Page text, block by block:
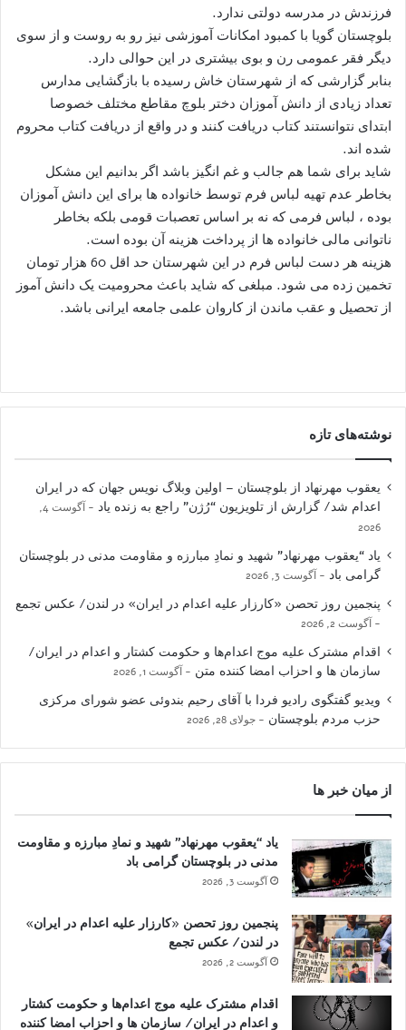
فرزندش در مدرسه دولتی ندارد.
بلوچستان گویا با کمبود امکانات آموزشی نیز رو به روست و از سوی
دیگر فقر عمومی رن و بوی بیشتری در این حوالی دارد.
بنابر گزارشی که از شهرستان خاش رسیده با بازگشایی مدارس
تعداد زیادی از دانش آموزان دختر بلوچ مقاطع مختلف خصوصا
ابتدای نتوانستند کتاب دریافت کنند و در واقع از دریافت کتاب محروم
شده اند.
شاید برای شما هم جالب و غم انگیز باشد اگر بدانیم این مشکل
بخاطر عدم تهیه لباس فرم توسط خانواده ها برای این دانش آموزان
بوده ، لباس فرمی که نه بر اساس تعصبات قومی بلکه بخاطر
ناتوانی مالی خانواده ها از پرداخت هزینه آن بوده است.
هزینه هر دست لباس فرم در این شهرستان حد اقل 60 هزار تومان
تخمین زده می شود. مبلغی که شاید باعث محرومیت یک دانش آموز
از تحصیل و عقب ماندن از کاروان علمی جامعه ایرانی باشد.
نوشته‌های تازه
یعقوب مهرنهاد از بلوچستان – اولین وبلاگ نویس جهان که در ایران
اعدام شد/ گزارش از تلویزیون “رُژن” راجع به زنده یاد
آگوست 4,
2026
یاد “یعقوب مهرنهاد” شهید و نمادِ مبارزه و مقاومت مدنی در بلوچستان
گرامی باد
آگوست 3, 2026
پنجمین روز تحصن «کارزار علیه اعدام در ایران» در لندن/ عکس تجمع
آگوست 2, 2026
اقدام مشترک علیه موج اعدام‌ها و حکومت کشتار و اعدام در ایران/
سازمان ها و احزاب امضا کننده متن
آگوست 1, 2026
ویدیو گفتگوی رادیو فردا با آقای رحیم بندوئی عضو شورای مرکزی
حزب مردم بلوچستان
جولای 28, 2026
از میان خبر ها
یاد “یعقوب مهرنهاد” شهید و نمادِ مبارزه و مقاومت
مدنی در بلوچستان گرامی باد
آگوست 3, 2026
پنجمین روز تحصن «کارزار علیه اعدام در ایران»
در لندن/ عکس تجمع
آگوست 2, 2026
اقدام مشترک علیه موج اعدام‌ها و حکومت کشتار
و اعدام در ایران/ سازمان ها و احزاب امضا کننده